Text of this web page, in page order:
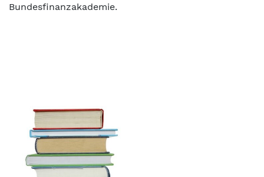
Bundesfinanzakademie.